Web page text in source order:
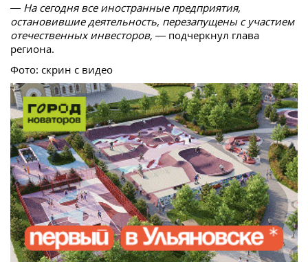
— На сегодня все иностранные предприятия,
остановившие деятельность, перезапущены с участием
отечественных инвесторов, — подчеркнул глава
региона.
Фото: скрин с видео